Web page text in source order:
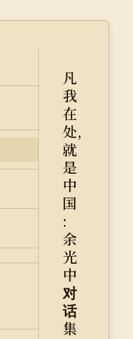
凡
我
在
处,
就
是
中
国
:
余
光
中
对
话
集